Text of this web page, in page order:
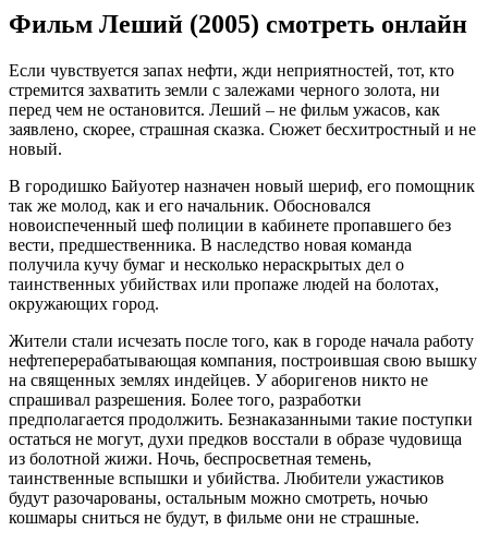
Фильм Леший (2005) смотреть онлайн
Если чувствуется запах нефти, жди неприятностей, тот, кто
стремится захватить земли с залежами черного золота, ни
перед чем не остановится. Леший – не фильм ужасов, как
заявлено, скорее, страшная сказка. Сюжет бесхитростный и не
новый.
В городишко Байуотер назначен новый шериф, его помощник
так же молод, как и его начальник. Обосновался
новоиспеченный шеф полиции в кабинете пропавшего без
вести, предшественника. В наследство новая команда
получила кучу бумаг и несколько нераскрытых дел о
таинственных убийствах или пропаже людей на болотах,
окружающих город.
Жители стали исчезать после того, как в городе начала работу
нефтеперерабатывающая компания, построившая свою вышку
на священных землях индейцев. У аборигенов никто не
спрашивал разрешения. Более того, разработки
предполагается продолжить. Безнаказанными такие поступки
остаться не могут, духи предков восстали в образе чудовища
из болотной жижи. Ночь, беспросветная темень,
таинственные вспышки и убийства. Любители ужастиков
будут разочарованы, остальным можно смотреть, ночью
кошмары сниться не будут, в фильме они не страшные.